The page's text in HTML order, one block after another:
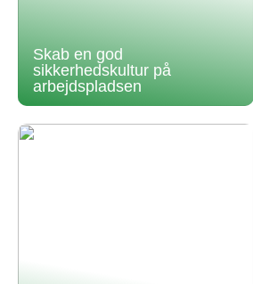
Skab en god
sikkerhedskultur på
arbejdspladsen